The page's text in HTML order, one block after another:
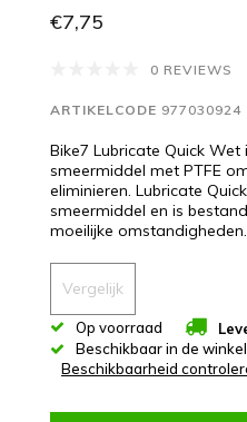
€7,75
0 REVIEWS
ARTIKELCODE 977030924
Bike7 Lubricate Quick
smeermiddel met PTFE
eliminieren. Lubricate
smeermiddel en is
moeilijke omstandigheden.
Vergelijk
Op voorraad
Beschikbaar in de
Beschikbaarheid